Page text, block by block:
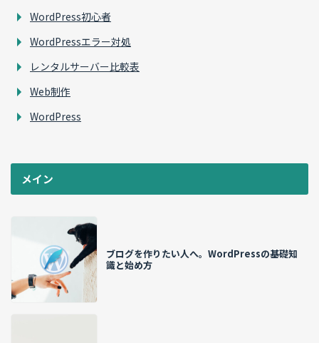
WordPress初心者
WordPressエラー対処
レンタルサーバー比較表
Web制作
WordPress
メイン
ブログを作りたい人へ。WordPressの基礎知
識と始め方